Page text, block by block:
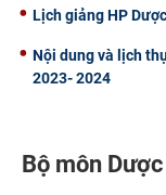
Lịch giảng HP
Nội dung và lịch
2023- 2024
Bộ môn